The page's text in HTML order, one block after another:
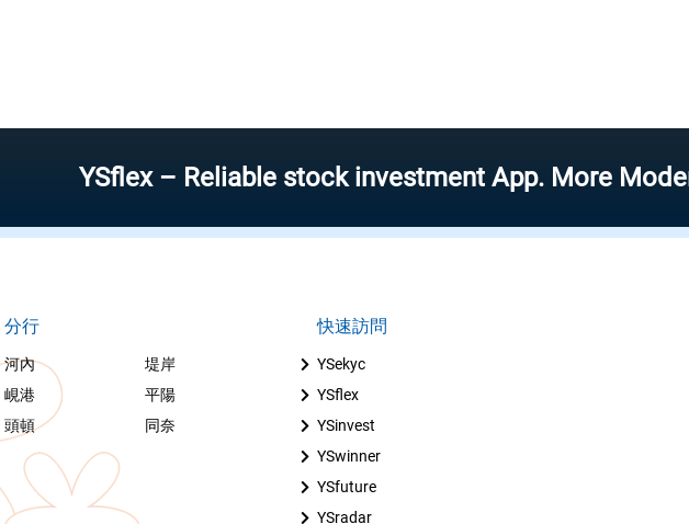
YSflex – Reliable stock investment App. More Modern –
分行
河內
堤岸
峴港
平陽
頭頓
同奈
快速訪問
YSekyc
YSflex
YSinvest
YSwinner
YSfuture
YSradar